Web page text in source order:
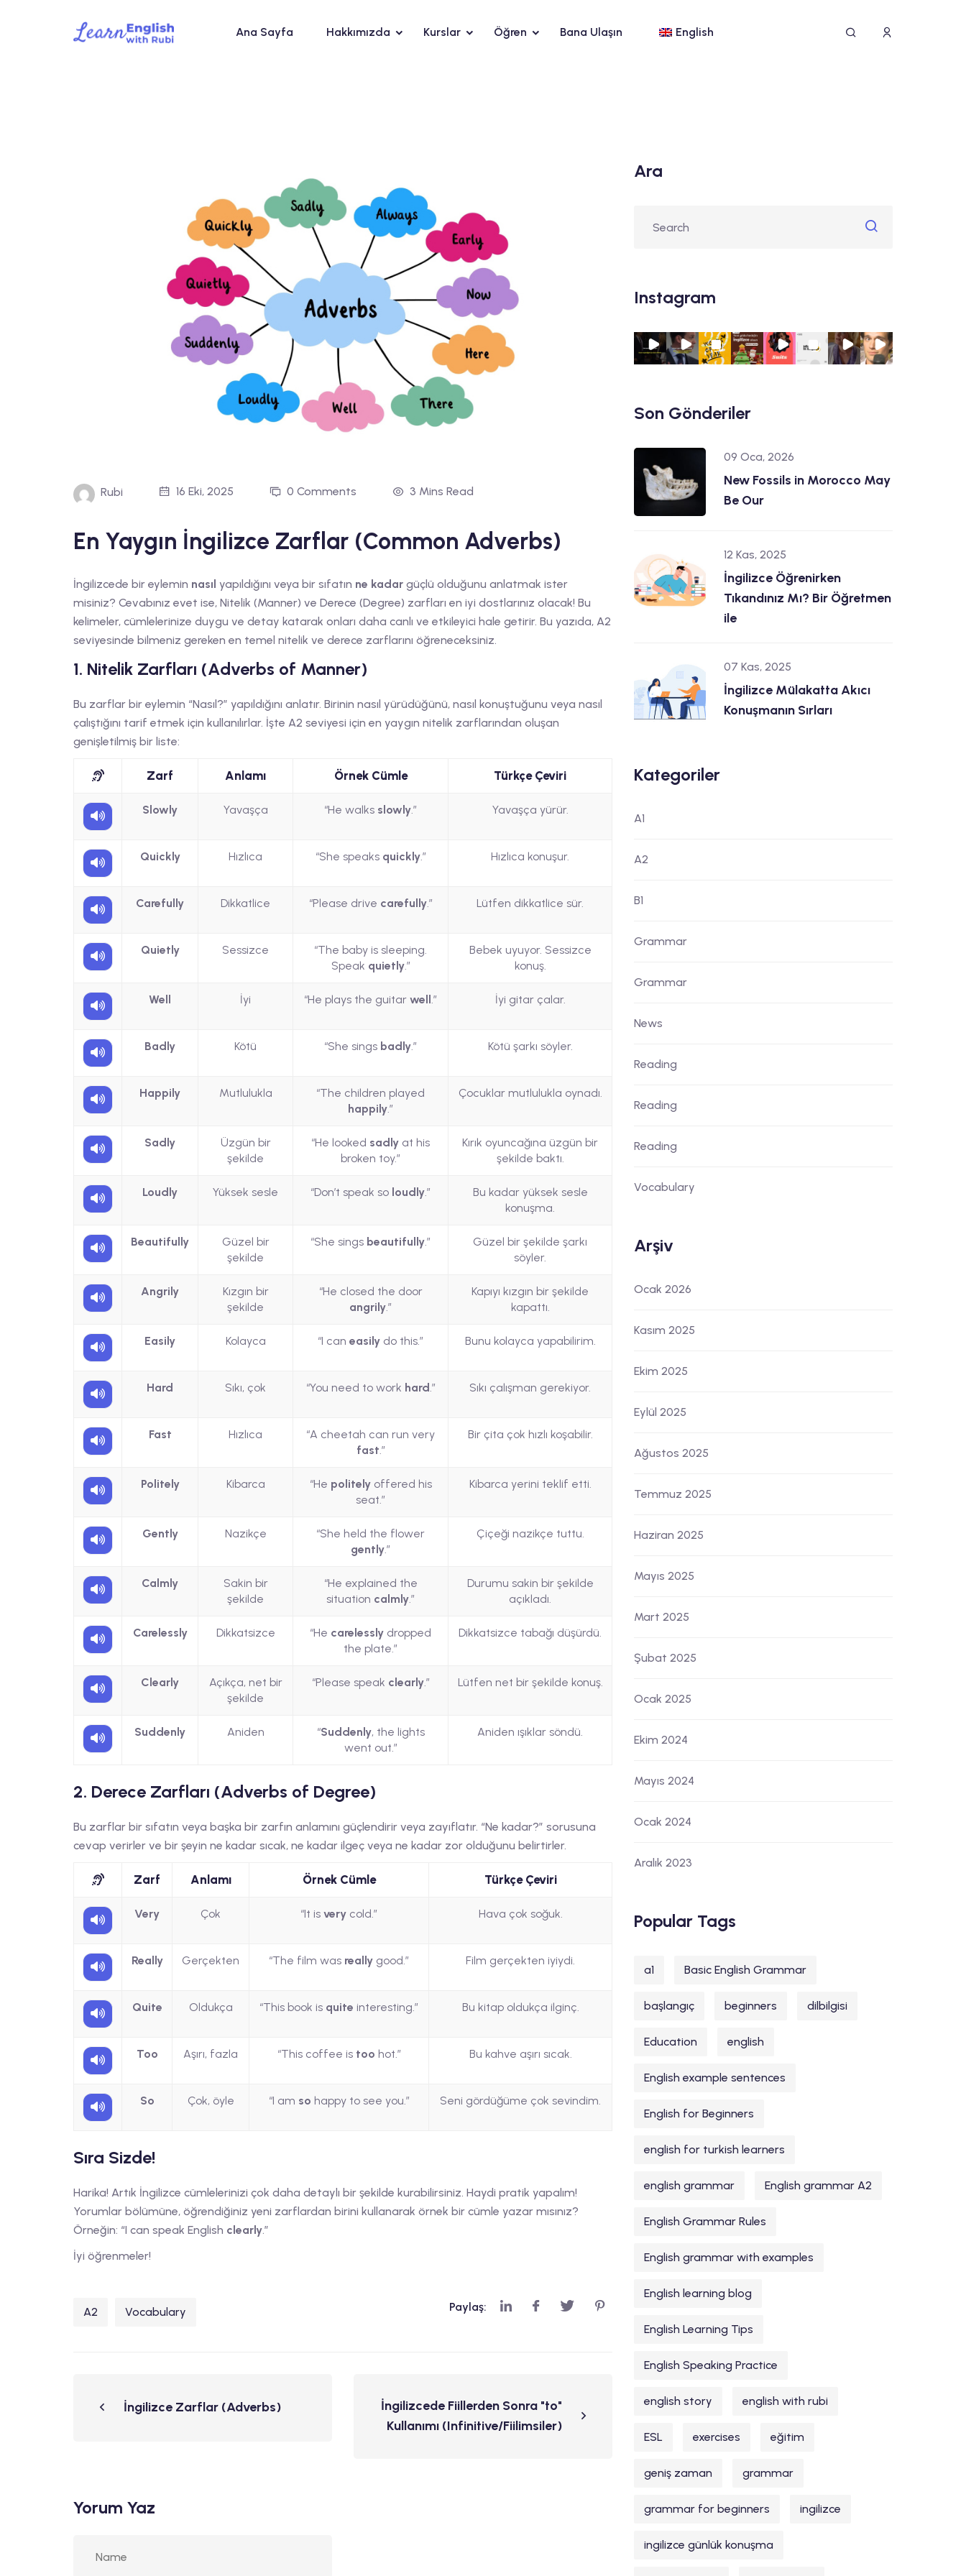
Ana Sayfa Hakkımızda Kurslar Öğren Bana Ulaşın English
Rubi 16 Eki, 2025 0 Comments 3 Mins Read
En Yaygın İngilizce Zarflar (Common Adverbs)
İngilizcede bir eylemin nasıl yapıldığını veya bir sıfatın ne kadar güçlü olduğunu anlatmak ister
misiniz? Cevabınız evet ise, Nitelik (Manner) ve Derece (Degree) zarfları en iyi dostlarınız olacak! Bu
kelimeler, cümlelerinize duygu ve detay katarak onları daha canlı ve etkileyici hale getirir. Bu yazıda, A2
seviyesinde bilmeniz gereken en temel nitelik ve derece zarflarını öğreneceksiniz.
1. Nitelik Zarfları (Adverbs of Manner)
Bu zarflar bir eylemin “Nasıl?” yapıldığını anlatır. Birinin nasıl yürüdüğünü, nasıl konuştuğunu veya nasıl
çalıştığını tarif etmek için kullanılırlar. İşte A2 seviyesi için en yaygın nitelik zarflarından oluşan
genişletilmiş bir liste:
Zarf Anlamı Örnek Cümle Türkçe Çeviri
Slowly Yavaşça “He walks slowly.” Yavaşça yürür.
Quickly Hızlıca “She speaks quickly.” Hızlıca konuşur.
Carefully Dikkatlice “Please drive carefully.” Lütfen dikkatlice sür.
Quietly Sessizce
“The baby is sleeping.
Speak quietly.”
Bebek uyuyor. Sessizce
konuş.
Well İyi “He plays the guitar well .” İyi gitar çalar.
Badly Kötü “She sings badly.” Kötü şarkı söyler.
Happily Mutlulukla
“The children played
happily.”
Çocuklar mutlulukla oynadı.
Sadly
Üzgün bir
şekilde
“He looked sadly at his
broken toy.”
Kırık oyuncağına üzgün bir
şekilde baktı.
Loudly Yüksek sesle “Don’t speak so loudly.”
Bu kadar yüksek sesle
konuşma.
Beautifully
Güzel bir
şekilde
“She sings beautifully.”
Güzel bir şekilde şarkı
söyler.
Angrily
Kızgın bir
şekilde
“He closed the door
angrily.”
Kapıyı kızgın bir şekilde
kapattı.
Easily Kolayca “I can easily do this.” Bunu kolayca yapabilirim.
Hard Sıkı, çok “You need to work hard.” Sıkı çalışman gerekiyor.
Fast Hızlıca
“A cheetah can run very
fast.”
Bir çita çok hızlı koşabilir.
Politely Kibarca “He politelyoffered his
seat.”
Kibarca yerini teklif etti.
Gently Nazikçe
“She held the flower
gently.”
Çiçeği nazikçe tuttu.
Calmly
Sakin bir
şekilde
“He explained the
situation calmly.”
Durumu sakin bir şekilde
açıkladı.
Carelessly Dikkatsizce “He carelessly dropped
the plate.”
Dikkatsizce tabağı düşürdü.
Clearly
Açıkça, net bir
şekilde
“Please speak clearly.” Lütfen net bir şekilde konuş.
Suddenly Aniden “Suddenly, the lights
went out.”
Aniden ışıklar söndü.
2. Derece Zarfları (Adverbs of Degree)
Bu zarflar bir sıfatın veya başka bir zarfın anlamını güçlendirir veya zayıflatır. “Ne kadar?” sorusuna
cevap verirler ve bir şeyin ne kadar sıcak, ne kadar ilgeç veya ne kadar zor olduğunu belirtirler.
Zarf Anlamı Örnek Cümle Türkçe Çeviri
Very Çok “It is very cold.” Hava çok soğuk.
Really Gerçekten “The film was really good.” Film gerçekten iyiydi.
Quite Oldukça “This book is quite interesting.” Bu kitap oldukça ilginç.
Too Aşırı, fazla “This coffee is too hot.” Bu kahve aşırı sıcak.
So Çok, öyle “I am so happy to see you.” Seni gördüğüme çok sevindim.
Sıra Sizde!
Harika! Artık İngilizce cümlelerinizi çok daha detaylı bir şekilde kurabilirsiniz. Haydi pratik yapalım!
Yorumlar bölümüne, öğrendiğiniz yeni zarflardan birini kullanarak örnek bir cümle yazar mısınız?
Örneğin: “I can speak English clearly.”
İyi öğrenmeler!
A2 Vocabulary Paylaş:
İngilizce Zarflar (Adverbs)
İngilizcede Fiillerden Sonra "to"
Kullanımı (Infinitive/Fiilimsiler)
Yorum Yaz
Ara
Instagram
Son Gönderiler
09 Oca, 2026
New Fossils in Morocco May
Be Our
12 Kas, 2025
İngilizce Öğrenirken
Tıkandınız Mı? Bir Öğretmen
ile
07 Kas, 2025
İngilizce Mülakatta Akıcı
Konuşmanın Sırları
Kategoriler
A1
A2
B1
Grammar
Grammar
News
Reading
Reading
Reading
Vocabulary
Arşiv
Ocak 2026
Kasım 2025
Ekim 2025
Eylül 2025
Ağustos 2025
Temmuz 2025
Haziran 2025
Mayıs 2025
Mart 2025
Şubat 2025
Ocak 2025
Ekim 2024
Mayıs 2024
Ocak 2024
Aralık 2023
Popular Tags
a1 Basic English Grammar
başlangıç beginners dilbilgisi
Education english
English example sentences
English for Beginners
english for turkish learners
english grammar English grammar A2
English Grammar Rules
English grammar with examples
English learning blog
English Learning Tips
English Speaking Practice
english story english with rubi
ESL exercises eğitim
geniş zaman grammar
grammar for beginners ingilizce
ingilizce günlük konuşma